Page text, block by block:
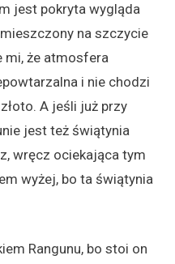
jest pokryta wygląda
na szczycie
mi, że atmosfera
i nie chodzi
A jeśli już przy
jest też świątynia
wręcz ociekająca tym
wyżej, bo ta świątynia
Rangunu, bo stoi on